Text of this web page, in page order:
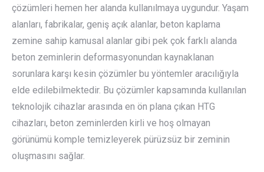
çözümleri hemen her alanda kullanılmaya uygundur. Yaşam
alanları, fabrikalar, geniş açık alanlar, beton kaplama
zemine sahip kamusal alanlar gibi pek çok farklı alanda
beton zeminlerin deformasyonundan kaynaklanan
sorunlara karşı kesin çözümler bu yöntemler aracılığıyla
elde edilebilmektedir. Bu çözümler kapsamında kullanılan
teknolojik cihazlar arasında en ön plana çıkan HTG
cihazları, beton zeminlerden kirli ve hoş olmayan
görünümü komple temizleyerek pürüzsüz bir zeminin
oluşmasını sağlar.